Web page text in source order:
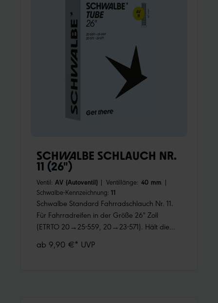
SCHWALBE SCHLAUCH NR.
11 (26")
Ventil: AV (Autoventil) | Ventillänge: 40 mm |
Schwalbe-Kennzeichnung: 11
Schwalbe Standard Fahrradschlauch Nr. 11.
Für Fahrradreifen in der Größe 26" Zoll
(ETRTO 20→25-559, 20→23-571). Hält die
Materialgüte und gleichmäßiger Wandstärke.
ab 9,90 €* UVP